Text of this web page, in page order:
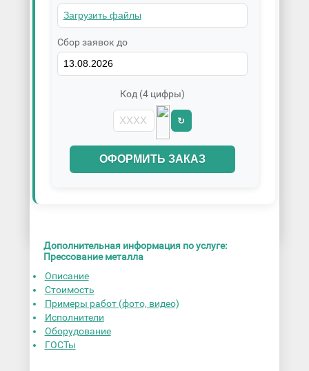
Сбор заявок до
Код (4 цифры)
↻
ОФОРМИТЬ ЗАКАЗ
Дополнительная информация по услуге:
Прессование металла
Описание
Стоимость
Примеры работ (фото, видео)
Исполнители
Оборудование
ГОСТы